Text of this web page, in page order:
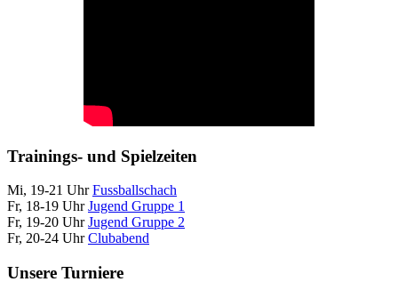
Trainings- und Spielzeiten
Mi, 19-21 UhrFussballschach
Fr, 18-19 UhrJugend Gruppe 1
Fr, 19-20 UhrJugend Gruppe 2
Fr, 20-24 UhrClubabend
Unsere Turniere